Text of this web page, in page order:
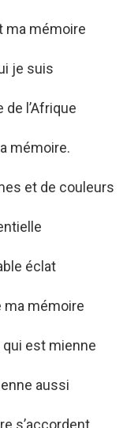
ma mémoire
je suis
l’Afrique
mémoire.
et de couleurs
éclat
ma mémoire
est mienne
aussi
s’accordent